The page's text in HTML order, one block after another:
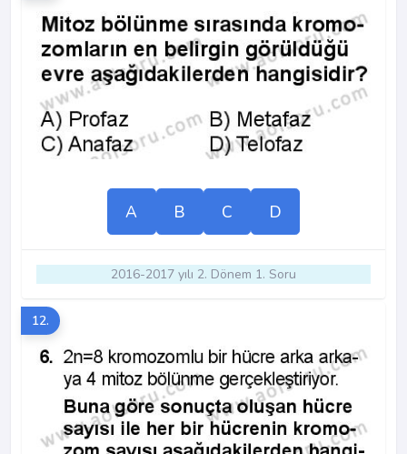
A B C D
2016-2017 yılı 2. Dönem 1. Soru
12.